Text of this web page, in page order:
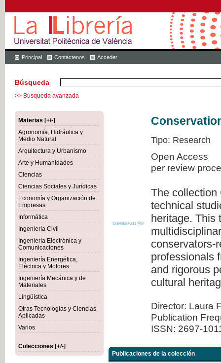
Principal Contáctenos Acceder
Búsqueda
>> Búsqueda avanzada
Materias [+/-]
Agronomía, Hidráulica y
Medio Natural
Arquitectura y Urbanismo
Arte y Humanidades
Ciencias
Ciencias Sociales y Jurídicas
Economía y Organización de
Empresas
Informática
Ingeniería Civil
Ingeniería Electrónica y
Comunicaciones
Ingeniería Energética,
Eléctrica y Motores
Ingeniería Mecánica y de
Materiales
Lingüística
Otras Tecnologías y Ciencias
Aplicadas
Varios
Colecciones [+/-]
Tipo: Research
Open Access
per review
The collection
technical
heritage. This
conservators-
professionals
and rigorous
cultural
Director: Laura
Publication
ISSN: 2697-
Publicaciones de la colección